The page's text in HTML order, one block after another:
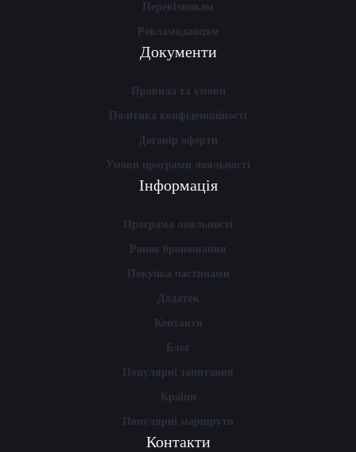
Перевізникам
Рекламодавцям
Документи
Правила та умови
Політика конфіденційності
Договір оферти
Умови програми лояльності
Інформація
Програма лояльності
Раннє бронювання
Покупка частинами
Додаток
Контакти
Блог
Популярні запитання
Країни
Популярні маршрути
Контакти